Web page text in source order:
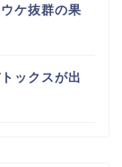
ケ抜群の果
ックスが出